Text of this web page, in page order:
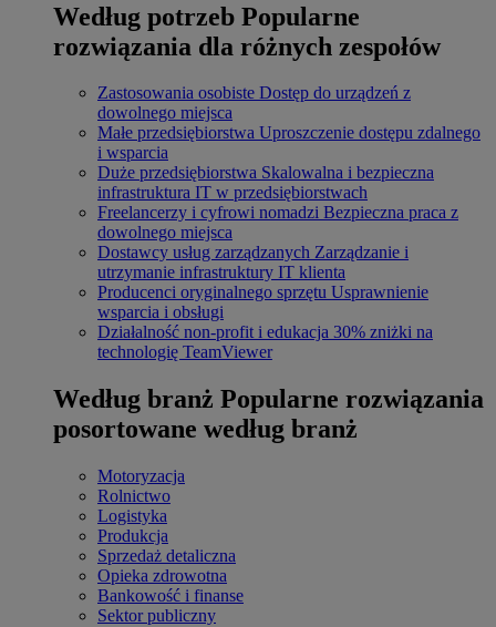
Według potrzeb Popularne
rozwiązania dla różnych zespołów
Zastosowania osobiste Dostęp do urządzeń z
dowolnego miejsca
Małe przedsiębiorstwa Uproszczenie dostępu zdalnego
i wsparcia
Duże przedsiębiorstwa Skalowalna i bezpieczna
infrastruktura IT w przedsiębiorstwach
Freelancerzy i cyfrowi nomadzi Bezpieczna praca z
dowolnego miejsca
Dostawcy usług zarządzanych Zarządzanie i
utrzymanie infrastruktury IT klienta
Producenci oryginalnego sprzętu Usprawnienie
wsparcia i obsługi
Działalność non-profit i edukacja 30% zniżki na
technologię TeamViewer
Według branż Popularne rozwiązania
posortowane według branż
Motoryzacja
Rolnictwo
Logistyka
Produkcja
Sprzedaż detaliczna
Opieka zdrowotna
Bankowość i finanse
Sektor publiczny